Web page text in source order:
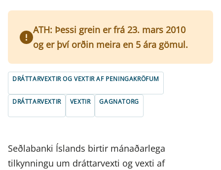
ATH: Þessi grein er frá 23. mars 2010
og er því orðin meira en 5 ára gömul.
DRÁTTARVEXTIR OG VEXTIR AF PENINGAKRÖFUM
DRÁTTARVEXTIR VEXTIR GAGNATORG
Seðlabanki Íslands birtir mánaðarlega
tilkynningu um dráttarvexti og vexti af